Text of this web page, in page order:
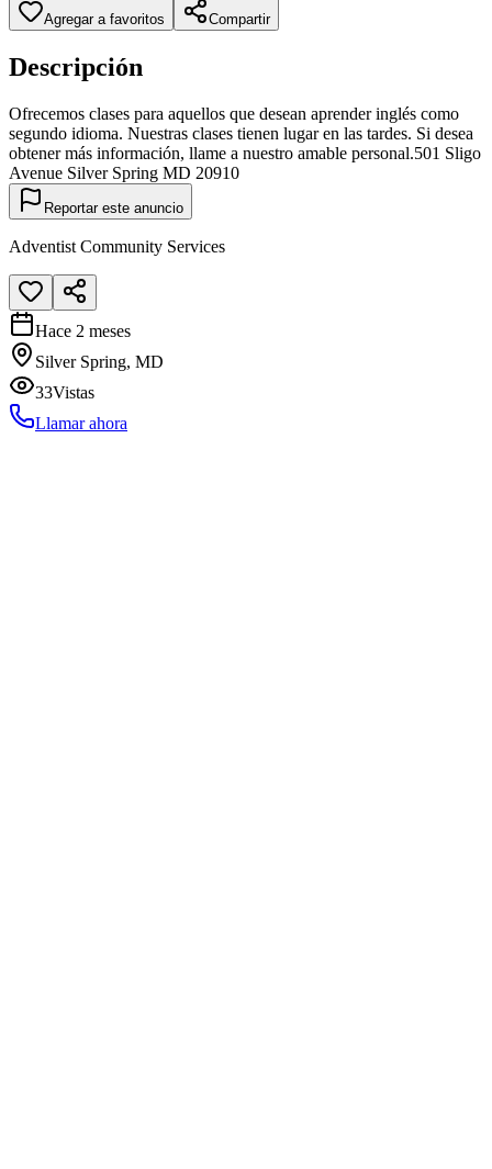
Agregar a favoritos Compartir
Descripción
Ofrecemos clases para aquellos que desean aprender inglés como
segundo idioma. Nuestras clases tienen lugar en las tardes. Si desea
obtener más información, llame a nuestro amable personal.501 Sligo
Avenue Silver Spring MD 20910
Reportar este anuncio
Adventist Community Services
Hace 2 meses
Silver Spring, MD
33Vistas
Llamar ahora